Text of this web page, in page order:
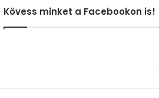
Kövess minket a Facebookon is!